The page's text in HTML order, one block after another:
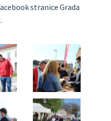
stranice Grada